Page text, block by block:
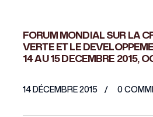
FORUM MONDIAL SUR LA
VERTE ET LE
14 AU 15 DECEMBRE 2015,
14 DÉCEMBRE 2015 0